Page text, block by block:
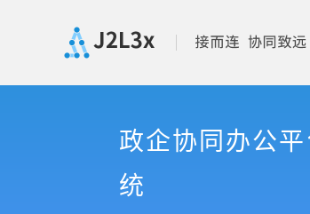
政企协同办公
统